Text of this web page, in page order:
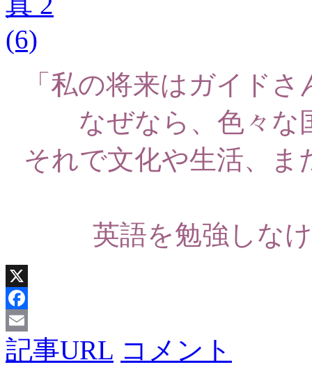
「私の将来はガイド
なぜなら、色々な
それで文化や生活、
英語を勉強しな
X
Facebook
Email
記事URL コメント